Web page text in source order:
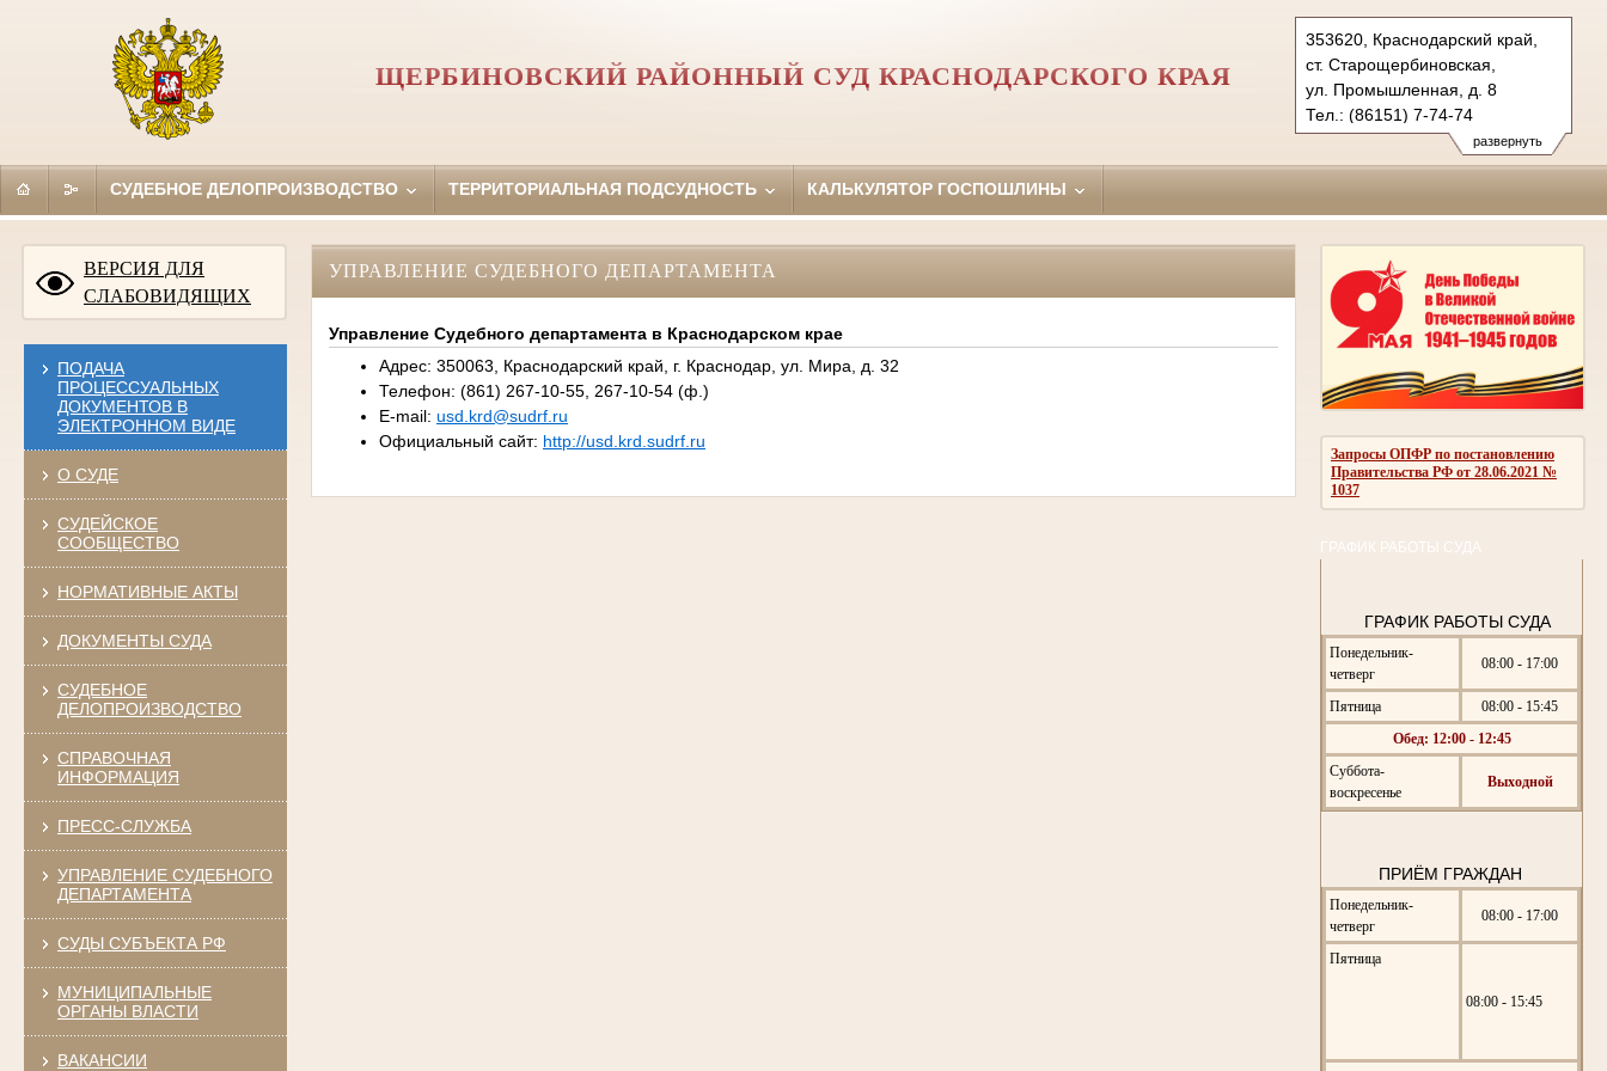
развернуть
353620, Краснодарский край,
ст. Старощербиновская,
ул. Промышленная, д. 8
Тел.: (86151) 7-74-74
sherbinovsky.krd@sudrf.ru
ЩЕРБИНОВСКИЙ РАЙОННЫЙ СУД КРАСНОДАРСКОГО КРАЯ
СУДЕБНОЕ ДЕЛОПРОИЗВОДСТВО ТЕРРИТОРИАЛЬНАЯ ПОДСУДНОСТЬ КАЛЬКУЛЯТОР ГОСПОШЛИНЫ
ВЕРСИЯ ДЛЯ
СЛАБОВИДЯЩИХ
ПОДАЧА
ПРОЦЕССУАЛЬНЫХ
ДОКУМЕНТОВ В
ЭЛЕКТРОННОМ ВИДЕ
О СУДЕ
СУДЕЙСКОЕ
СООБЩЕСТВО
НОРМАТИВНЫЕ АКТЫ
ДОКУМЕНТЫ СУДА
СУДЕБНОЕ
ДЕЛОПРОИЗВОДСТВО
СПРАВОЧНАЯ
ИНФОРМАЦИЯ
ПРЕСС-СЛУЖБА
УПРАВЛЕНИЕ СУДЕБНОГО
ДЕПАРТАМЕНТА
СУДЫ СУБЪЕКТА РФ
МУНИЦИПАЛЬНЫЕ
ОРГАНЫ ВЛАСТИ
ВАКАНСИИ
Запросы ОПФР по постановлению
Правительства РФ от 28.06.2021 №
1037
ГРАФИК РАБОТЫ СУДА
ГРАФИК РАБОТЫ СУДА
Понедельник-
четверг
08:00 - 17:00
Пятница
08:00 - 15:45
Обед: 12:00 - 12:45
Суббота-
воскресенье
Выходной
ПРИЁМ ГРАЖДАН
Понедельник-
четверг
08:00 - 17:00
Пятница
08:00 - 15:45
УПРАВЛЕНИЕ СУДЕБНОГО ДЕПАРТАМЕНТА
Управление Судебного департамента в Краснодарском крае
Адрес: 350063, Краснодарский край, г. Краснодар, ул. Мира, д. 32
Телефон: (861) 267-10-55, 267-10-54 (ф.)
E-mail: usd.krd@sudrf.ru
Официальный сайт: http://usd.krd.sudrf.ru